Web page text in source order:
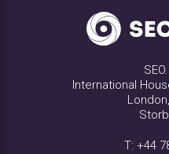
International
T: +44